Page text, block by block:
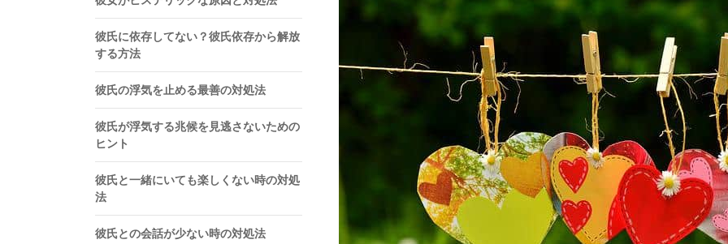
彼氏に依存してない？彼氏依存から解放
する方法
彼氏の浮気を止める最善の対処法
彼氏が浮気する兆候を見逃さないための
ヒント
彼氏と一緒にいても楽しくない時の対処
法
彼氏との会話が少ない時の対処法